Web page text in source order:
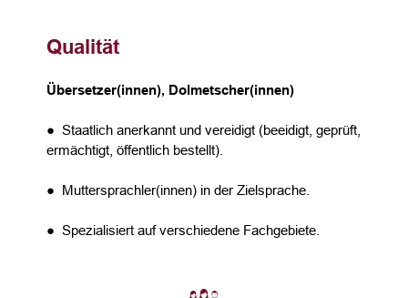
Qualität
Übersetzer(innen), Dolmetscher(innen)
● Staatlich anerkannt und vereidigt (beeidigt, geprüft,
ermächtigt, öffentlich bestellt).
● Muttersprachler(innen) in der Zielsprache.
● Spezialisiert auf verschiedene Fachgebiete.